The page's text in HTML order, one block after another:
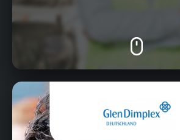
Am Goldenen Feld 18, 95326